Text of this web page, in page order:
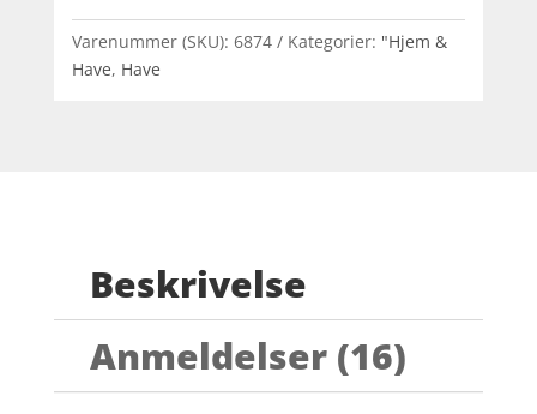
Varenummer (SKU): 6874 Kategorier: "Hjem &
Have, Have
Beskrivelse
Anmeldelser (16)